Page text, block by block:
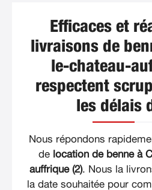
Efficaces et
livraisons de
le-chateau-
respectent
les délais
Nous répondons
de location de benne à
auffrique (2). Nous la
la date souhaitée pour